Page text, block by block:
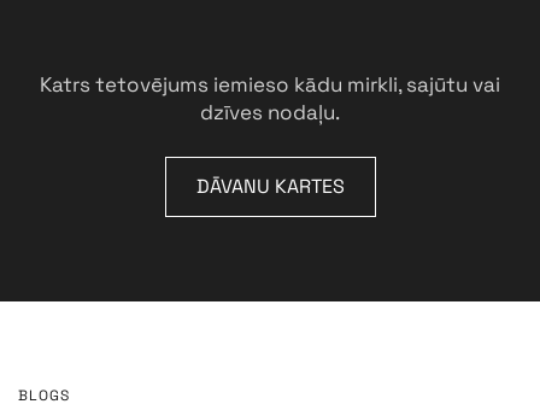
Katrs tetovējums iemieso kādu mirkli, sajūtu vai
dzīves nodaļu.
DĀVANU KARTES
BLOGS